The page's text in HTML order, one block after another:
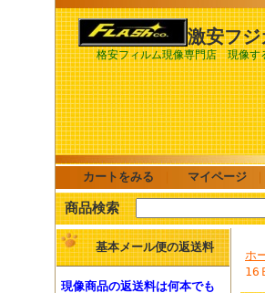
激安フ
格安フィルム現像専門店 現像す
カートをみる マイページ
商品検索
基本メール便の返送料
現像商品の返送料は何本でも
ホ
16